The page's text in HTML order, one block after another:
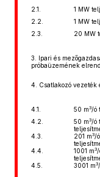
2.1. 1 MW
2.2.
1 MW
2.3.
20 MW
3. Ipari és
próbaüzemének
4. Csatlakozó
4.1. 50 m3/ó
4.2.
50 m3/ó
4.3.
201 m3/
4.4.
1001 m3/
4.5.
3001 m3